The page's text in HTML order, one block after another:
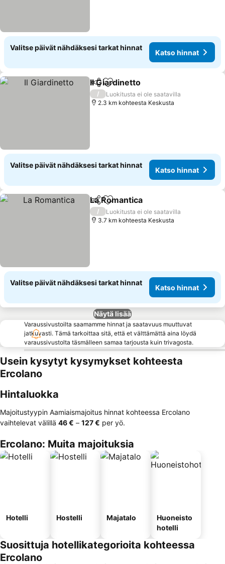
Valitse päivät nähdäksesi tarkat hinnat
Katso hinnat
Jaa Lisää suosikkeihin
Il Giardinetto
/
Luokitusta ei ole saatavilla
2.3 km kohteesta Keskusta
Valitse päivät nähdäksesi tarkat hinnat
Katso hinnat
Jaa Lisää suosikkeihin
La Romantica
/
Luokitusta ei ole saatavilla
3.7 km kohteesta Keskusta
Valitse päivät nähdäksesi tarkat hinnat
Katso hinnat
Näytä lisää
Varaussivustoilta saamamme hinnat ja saatavuus muuttuvat
jatkuvasti. Tämä tarkoittaa sitä, että et välttämättä aina löydä
varaussivustolta täsmälleen samaa tarjousta kuin trivagosta.
Usein kysytyt kysymykset kohteesta
Ercolano
Hintaluokka
Majoitustyypin Aamiaismajoitus hinnat kohteessa Ercolano
vaihtelevat välillä ‎46 € – ‎127 € per yö.
Ercolano: Muita majoituksia
Hotelli Hostelli Majatalo
Huoneisto
hotelli
Suosittuja hotellikategorioita kohteessa
Ercolano